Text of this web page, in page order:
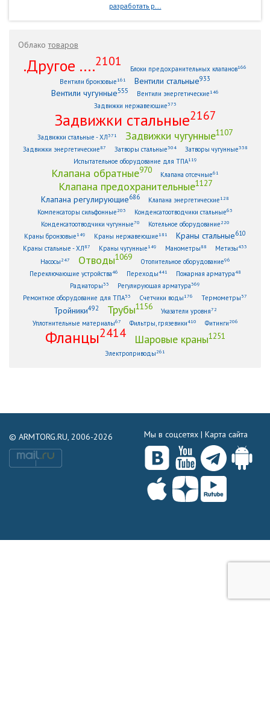
разработать р...
Облакотоваров
.Другое ....2101
Блоки предохранительных клапанов166
Вентили бронзовые161 Вентили стальные933
Вентили чугунные555 Вентили энергетические146
Задвижки нержавеющие373
Задвижки стальные2167
Задвижки стальные - ХЛ371 Задвижки чугунные1107
Задвижки энергетические87 Затворы стальные304 Затворы чугунные338
Испытательное оборудование для ТПА119
Клапана обратные970 Клапана отсечные61
Клапана предохранительные1127
Клапана регулирующие686 Клапана энергетические128
Компенсаторы сильфонные 203 Конденсатоотводчики стальные63
Конденсатоотводчики чугунные70 Котельное оборудование 220
Краны бронзовые149 Краны нержавеющие181 Краны стальные610
Краны стальные - ХЛ87 Краны чугунные149 Манометры88 Метизы433
Насосы 247 Отводы1069 Отопительное оборудование96
Переключающие устройства46 Переходы441 Пожарная арматура48
Радиаторы33 Регулирующая арматура369
Ремонтное оборудование для ТПА53 Счетчики воды176 Термометры 57
Тройники492 Трубы1156 Указатели уровня72
Уплотнительные материалы67 Фильтры, грязевики410 Фитинги 206
Фланцы2414 Шаровые краны1251
Электроприводы 261
© ARMTORG.RU, 2006-2026 Мы в соцсетях | Карта сайта